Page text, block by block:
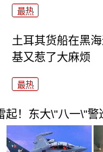
最热
土耳其货船在黑
基又惹了大麻烦
最热
起！东大\"八一\"警